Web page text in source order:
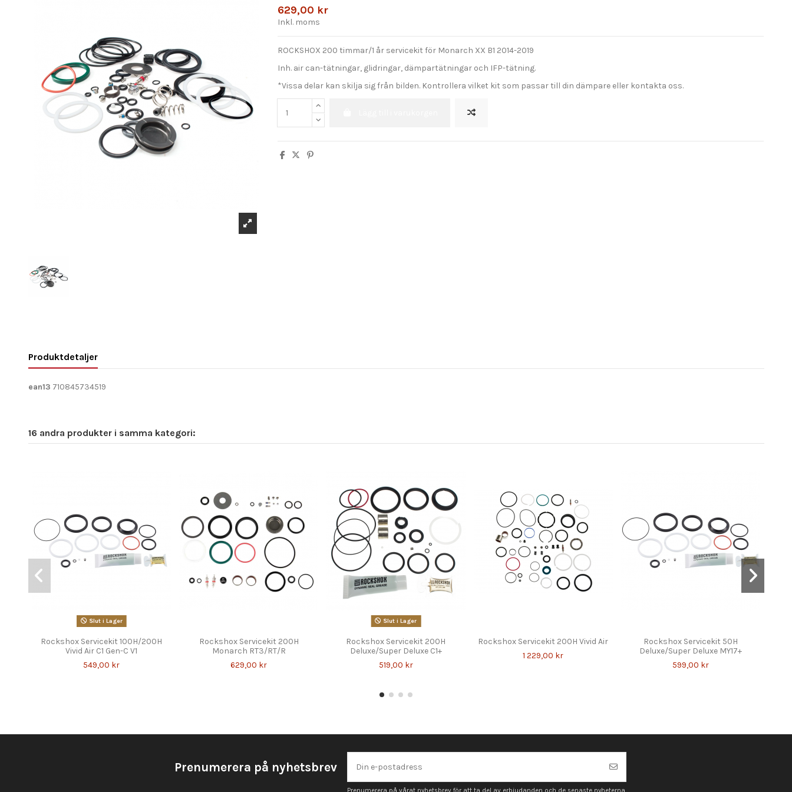
629,00 kr
Inkl. moms
ROCKSHOX 200 timmar/1 år servicekit för Monarch XX B1 2014-2019
Inh. air can-tätningar, glidringar, dämpartätningar och IFP-tätning.
*Vissa delar kan skilja sig från bilden. Kontrollera vilket kit som passar till din dämpare eller kontakta oss.
Produktdetaljer
ean13 710845734519
16 andra produkter i samma kategori:
Slut i Lager
Rockshox Servicekit 100H/200H
Vivid Air C1 Gen-C V1
549,00 kr
Rockshox Servicekit 200H
Monarch RT3/RT/R
629,00 kr
Slut i Lager
Rockshox Servicekit 200H
Deluxe/Super Deluxe C1+
519,00 kr
Rockshox Servicekit 200H Vivid Air
1 229,00 kr
Rockshox Servicekit 50H
Deluxe/Super Deluxe MY17+
599,00 kr
Prenumerera på nyhetsbrev